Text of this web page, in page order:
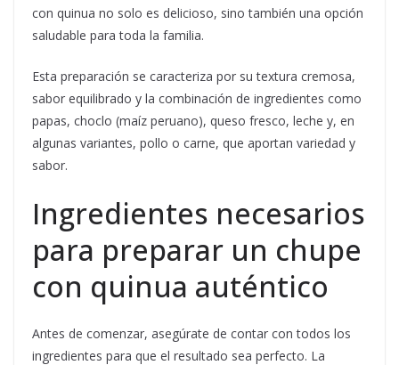
con quinua no solo es delicioso, sino también una opción
saludable para toda la familia.
Esta preparación se caracteriza por su textura cremosa,
sabor equilibrado y la combinación de ingredientes como
papas, choclo (maíz peruano), queso fresco, leche y, en
algunas variantes, pollo o carne, que aportan variedad y
sabor.
Ingredientes necesarios
para preparar un chupe
con quinua auténtico
Antes de comenzar, asegúrate de contar con todos los
ingredientes para que el resultado sea perfecto. La